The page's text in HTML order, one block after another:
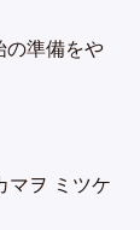
の準備をや
マヲ ミツケ